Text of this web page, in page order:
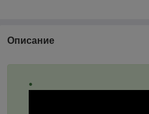
Описание